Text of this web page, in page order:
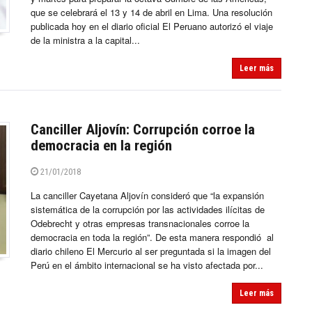
que se celebrará el 13 y 14 de abril en Lima. Una resolución
publicada hoy en el diario oficial El Peruano autorizó el viaje
de la ministra a la capital...
Leer más
Canciller Aljovín: Corrupción corroe la
democracia en la región
21/01/2018
La canciller Cayetana Aljovín consideró que “la expansión
sistemática de la corrupción por las actividades ilícitas de
Odebrecht y otras empresas transnacionales corroe la
democracia en toda la región”. De esta manera respondió al
diario chileno El Mercurio al ser preguntada si la imagen del
Perú en el ámbito internacional se ha visto afectada por...
Leer más